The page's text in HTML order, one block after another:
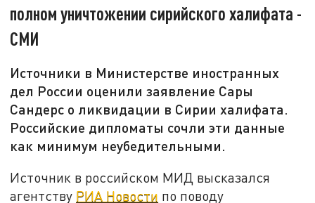
полном уничтожении сирийского халифата -
СМИ
Источники в Министерстве иностранных
дел России оценили заявление Сары
Сандерс о ликвидации в Сирии халифата.
Российские дипломаты сочли эти данные
как минимум неубедительными.
Источник в российском МИД высказался
агентству РИА Новости по поводу